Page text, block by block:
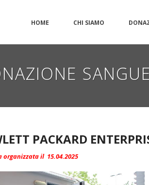
HOME CHI SIAMO
PACKARD
organizzata il 15.04.2025